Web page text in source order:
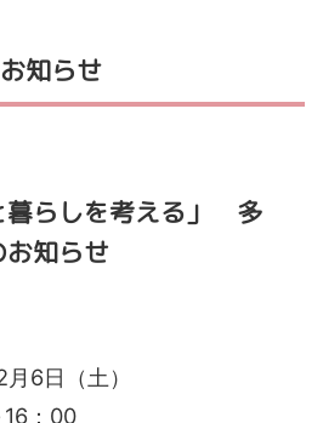
お知らせ